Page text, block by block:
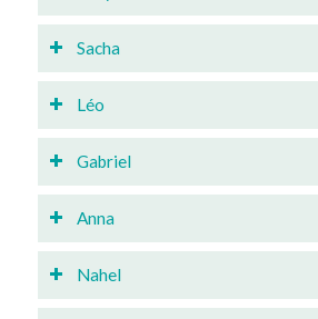
Sacha
Léo
Gabriel
Anna
Nahel